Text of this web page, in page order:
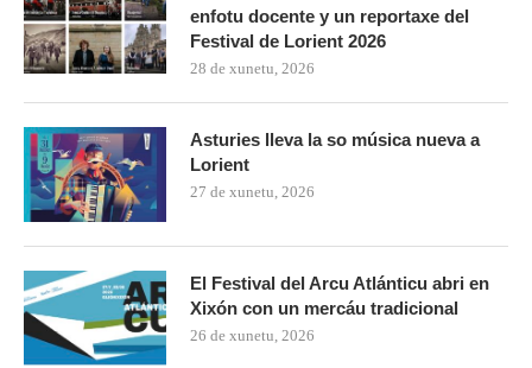
enfotu docente y un reportaxe del
Festival de Lorient 2026
28 de xunetu, 2026
Asturies lleva la so música nueva a
Lorient
27 de xunetu, 2026
El Festival del Arcu Atlánticu abri en
Xixón con un mercáu tradicional
26 de xunetu, 2026